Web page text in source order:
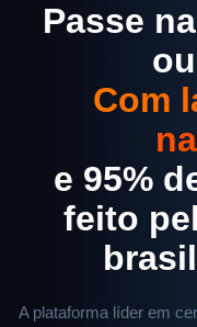
Passe
Com
e 95%
feito
A plataforma líder em